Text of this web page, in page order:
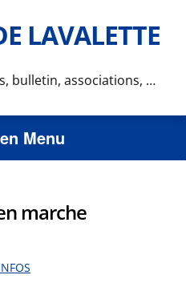
LAVALETTE
bulletin, associations, …
Menu
marche